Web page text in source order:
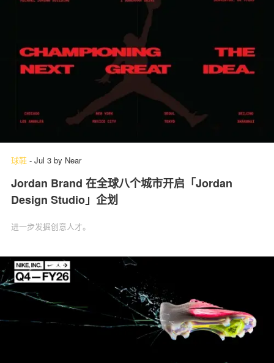
球鞋 - Jul 3 by Near
Jordan Brand 在全球八个城市开启「Jordan
Design Studio」企划
进一步发掘创意人才。